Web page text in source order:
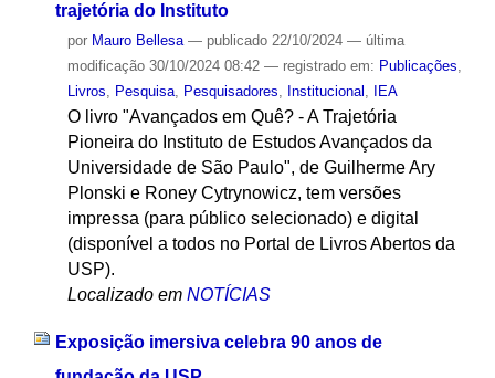
trajetória do Instituto
por Mauro Bellesa — publicado22/10/2024 — última
modificação30/10/2024 08:42 — registrado em: Publicações,
Livros, Pesquisa, Pesquisadores, Institucional , IEA
O livro "Avançados em Quê? - A Trajetória
Pioneira do Instituto de Estudos Avançados da
Universidade de São Paulo", de Guilherme Ary
Plonski e Roney Cytrynowicz, tem versões
impressa (para público selecionado) e digital
(disponível a todos no Portal de Livros Abertos da
USP).
Localizado em NOTÍCIAS
Exposição imersiva celebra 90 anos de